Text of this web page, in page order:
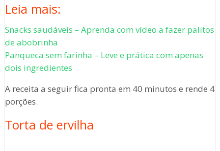
Leia mais:
Snacks saudáveis – Aprenda com vídeo a fazer palitos
de abobrinha
Panqueca sem farinha – Leve e prática com apenas
dois ingredientes
A receita a seguir fica pronta em 40 minutos e rende 4
porções.
Torta de ervilha